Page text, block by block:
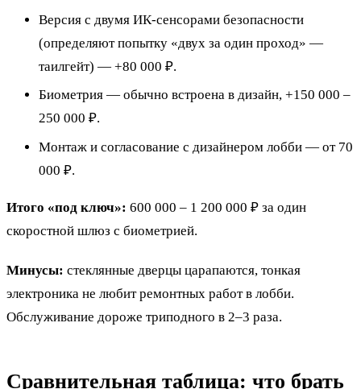
Версия с двумя ИК-сенсорами безопасности
(определяют попытку «двух за один проход» —
таилгейт) — +80 000 ₽.
Биометрия — обычно встроена в дизайн, +150 000 –
250 000 ₽.
Монтаж и согласование с дизайнером лобби — от 70
000 ₽.
Итого «под ключ»: 600 000 – 1 200 000 ₽ за один
скоростной шлюз с биометрией.
Минусы: стеклянные дверцы царапаются, тонкая
электроника не любит ремонтных работ в лобби.
Обслуживание дороже триподного в 2–3 раза.
Сравнительная таблица: что брать